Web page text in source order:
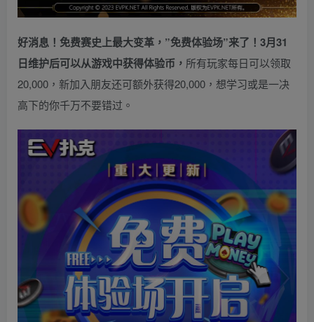
好消息！免费赛史上最大变革，”免费体验场”来了！3月31
日维护后可以从游戏中获得体验币， 所有玩家每日可以领取
20,000，新加入朋友还可额外获得20,000，想学习或是一决
高下的你千万不要错过。